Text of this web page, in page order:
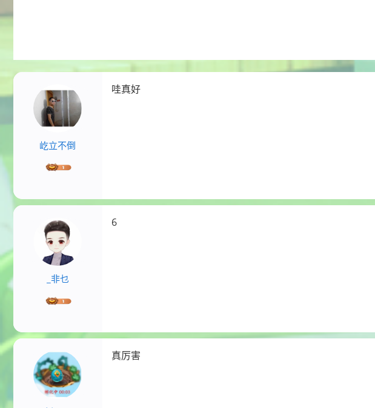
屹立不倒
哇真好
_非乜
6
真厉害